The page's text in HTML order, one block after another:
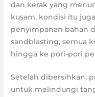
dan kerak yang
kusam, kondisi itu
penyimpanan bahan
sandblasting, semua
hingga ke pori-pori
Setelah dibersihkan,
untuk melindungi